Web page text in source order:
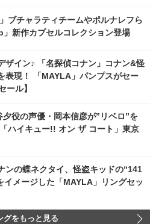
ブチャラティチームやポルナレフら
新作カプセルコレクション登場
ザイン♪ 「名探偵コナン」コナン&怪
表現！ 「MAYLA」パンプスがセー
ール】
夕役の声優・岡本信彦が”リベロ”を
ハイキュー!! オン ザ コート」東京
ンの蝶ネクタイ、怪盗キッドの“141
イメージした「MAYLA」リングセッ
グをもっと見る